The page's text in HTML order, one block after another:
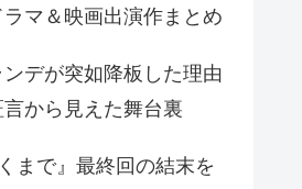
マ＆映画出演作まとめ
デが突如降板した理由
から見えた舞台裏
まで』最終回の結末を